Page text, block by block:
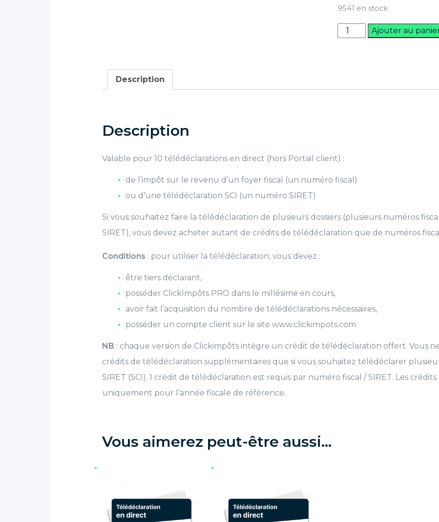
9541 en stock
quantité
de
télédéclaration
Ajouter au
Description
Description
Valable pour 10 télédéclarations en direct (hors Portail client) :
de l’impôt sur le revenu d’un foyer fiscal (un numéro fiscal)
ou d’une télédéclaration SCI (un numéro SIRET)
Si vous souhaitez faire la télédéclaration de plusieurs dossiers (plusieurs numéros
SIRET), vous devez acheter autant de crédits de télédéclaration que de numéros
Conditions : pour utiliser la télédéclaration, vous devez :
être tiers déclarant,
posséder ClickImpôts PRO dans le millésime en cours,
avoir fait l’acquisition du nombre de télédéclarations nécessaires,
posséder un compte client sur le site www.clickimpots.com.
NB : chaque version de Clickimpôts intègre un crédit de télédéclaration offert. Vous
crédits de télédéclaration supplémentaires que si vous souhaitez télédéclarer
SIRET (SCI). 1 crédit de télédéclaration est requis par numéro fiscal / SIRET. Les
uniquement pour l’année fiscale de référence.
Vous aimerez peut-être aussi…